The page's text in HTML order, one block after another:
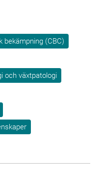
bekämpning (CBC)
och växtpatologi